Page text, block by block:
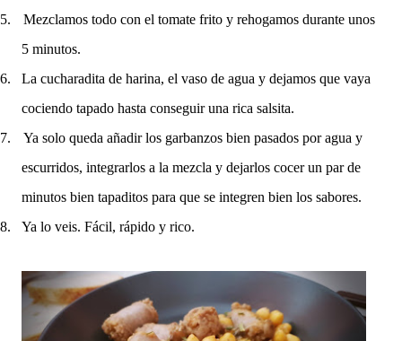
5.
Mezclamos todo con el tomate frito y rehogamos durante unos
5 minutos.
6.
La cucharadita de harina, el vaso de agua y dejamos que vaya
cociendo tapado hasta conseguir una rica salsita.
7.
Ya solo queda añadir los garbanzos bien pasados por agua y
escurridos, integrarlos a la mezcla y dejarlos cocer un par de
minutos bien tapaditos para que se integren bien los sabores.
8.
Ya lo veis. Fácil, rápido y rico.